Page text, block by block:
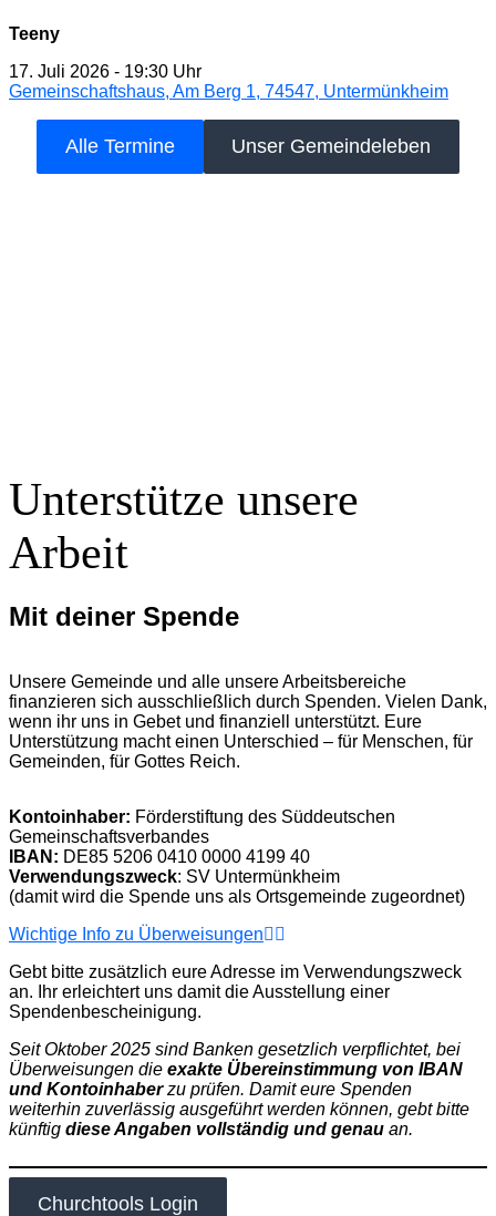
Teeny
17. Juli 2026 - 19:30 Uhr
Gemeinschaftshaus, Am Berg 1, 74547, Untermünkheim
Alle Termine Unser Gemeindeleben
Unterstütze unsere
Arbeit
Mit deiner Spende
Unsere Gemeinde und alle unsere Arbeitsbereiche
finanzieren sich ausschließlich durch Spenden. Vielen Dank,
wenn ihr uns in Gebet und finanziell unterstützt. Eure
Unterstützung macht einen Unterschied – für Menschen, für
Gemeinden, für Gottes Reich.
Kontoinhaber: Förderstiftung des Süddeutschen
Gemeinschaftsverbandes
IBAN: DE85 5206 0410 0000 4199 40
Verwendungszweck: SV Untermünkheim
(damit wird die Spende uns als Ortsgemeinde zugeordnet)
Wichtige Info zu Überweisungen
Gebt bitte zusätzlich eure Adresse im Verwendungszweck
an. Ihr erleichtert uns damit die Ausstellung einer
Spendenbescheinigung.
Seit Oktober 2025 sind Banken gesetzlich verpflichtet, bei
Überweisungen die exakte Übereinstimmung von IBAN
und Kontoinhaberzu prüfen. Damit eure Spenden
weiterhin zuverlässig ausgeführt werden können, gebt bitte
künftig diese Angaben vollständig und genau an.
Churchtools Login